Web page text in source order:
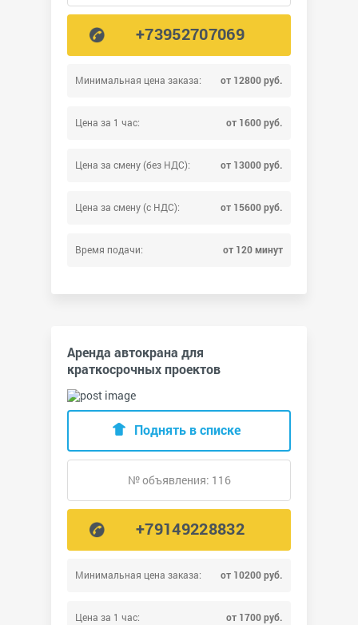
Минимальная цена заказа: от 12800 руб.
Цена за 1 час: от 1600 руб.
Цена за смену (без НДС): от 13000 руб.
Цена за смену (с НДС): от 15600 руб.
Время подачи: от 120 минут
+73952707069
Аренда автокрана для
краткосрочных проектов
Минимальная цена заказа: от 10200 руб.
Цена за 1 час: от 1700 руб.
Поднять в списке
№ объявления: 116
+79149228832